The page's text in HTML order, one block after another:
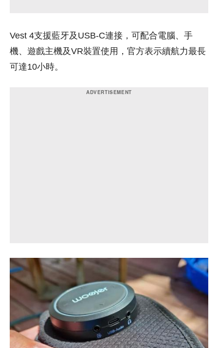
Vest 4支援藍牙及USB-C連接，可配合電腦、手
機、遊戲主機及VR裝置使用，官方表示續航力最長
可達10小時。